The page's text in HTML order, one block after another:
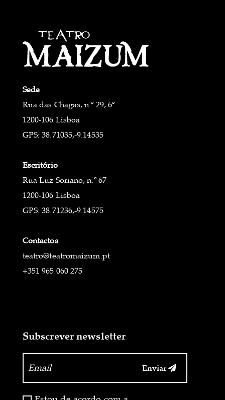
Sede
Rua das Chagas, n.º 29, 6º
1200-106 Lisboa
GPS: 38.71035,-9.14535
Escritório
Rua Luz Soriano, n.º 67
1200-106 Lisboa
GPS: 38.71236,-9.14575
Contactos
teatro@teatromaizum.pt
+351 965 060 275
Subscrever newsletter
Enviar